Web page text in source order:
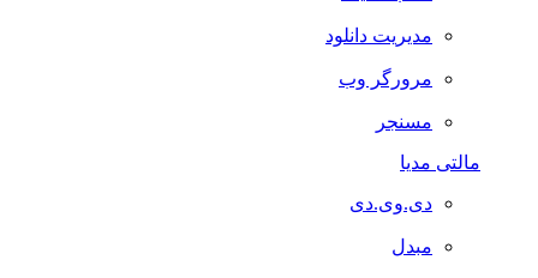
مدیریت دانلود
مرورگر وب
مسنجر
مالتی مدیا
دی.وی.دی
مبدل